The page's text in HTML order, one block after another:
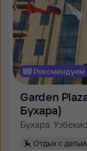
Рекомендуем
Garden
Бухара)
Бухара,
Отдых с